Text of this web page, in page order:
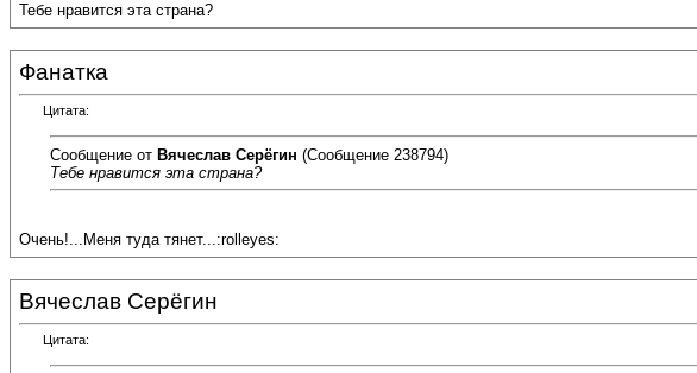
Тебе нравится эта страна?
Фанатка
Цитата:
Сообщение от Вячеслав Серёгин (Сообщение 238794)
Тебе нравится эта страна?
Очень!...Меня туда тянет...:rolleyes:
Вячеслав Серёгин
Цитата: